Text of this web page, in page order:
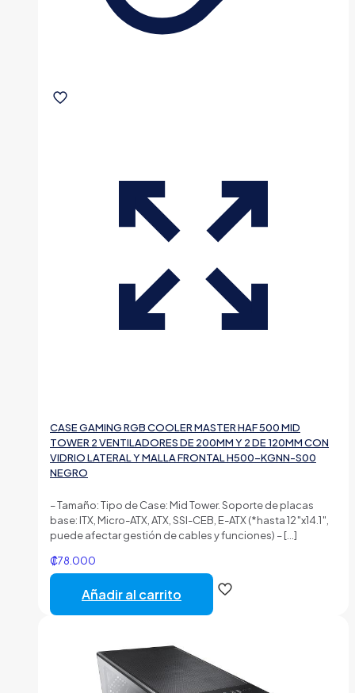
CASE GAMING RGB COOLER MASTER HAF 500 MID
TOWER 2 VENTILADORES DE 200MM Y 2 DE 120MM CON
VIDRIO LATERAL Y MALLA FRONTAL H500-KGNN-S00
NEGRO
– Tamaño: Tipo de Case: Mid Tower. Soporte de placas
base: ITX, Micro-ATX, ATX, SSI-CEB, E-ATX (*hasta 12″x14.1″,
puede afectar gestión de cables y funciones) –[…]
₡78.000
Añadir al carrito